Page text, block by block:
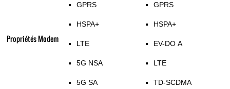
Propriétés Modem
GPRS
HSPA+
LTE
5G NSA
5G SA
GPRS
HSPA+
EV-DO A
LTE
TD-SCDMA